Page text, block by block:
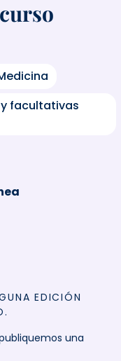
facultativas
EDICIÓN
una